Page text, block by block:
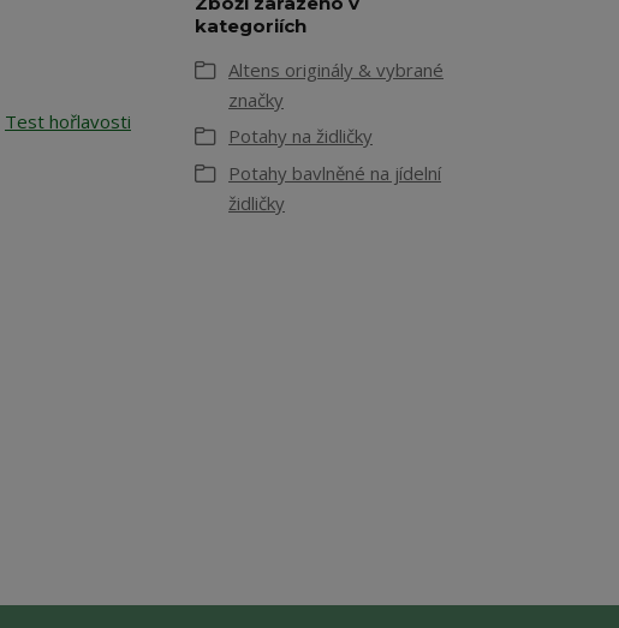
Test hořlavosti
kategoriích
Altens originály & vybrané
značky
Potahy na židličky
Potahy bavlněné na jídelní
židličky